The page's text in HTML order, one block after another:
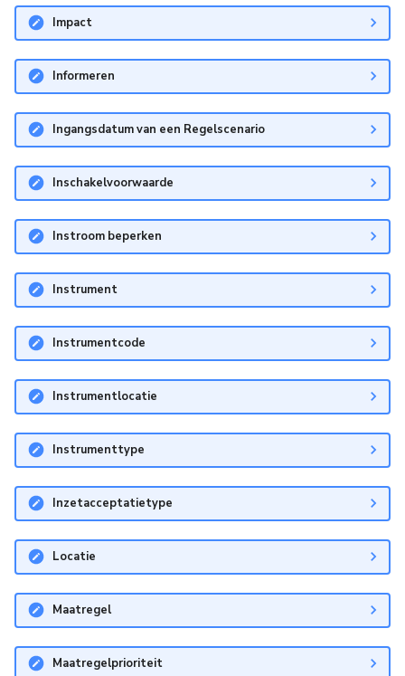
Impact
Informeren
Ingangsdatum van een Regelscenario
Inschakelvoorwaarde
Instroom beperken
Instrument
Instrumentcode
Instrumentlocatie
Instrumenttype
Inzetacceptatietype
Locatie
Maatregel
Maatregelprioriteit